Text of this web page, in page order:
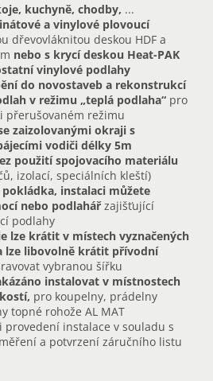
kuchyně, chodby, ...
a vinylové plovoucí
dřevovláknitou deskou HDF a
nebo s krycí deskou Heat-PAK
vinylové podlahy
do novostaveb a rekonstrukcí
v režimu „teplá podlaha“ pro
přerušovaném režimu
zaizolovanými okraji s
vodiči délky 5m
použití spojovacího materiálu
izolací, speciálních kleští)
pokládka, instalaci můžete
nebo podlahářzajišťující
podlahy
lze krátit v místech vyznačených
lze libovolně krátit přívodní
vybranou šířku
instalovat v místnostech
pro koupelny, prádelny
topné rohože AL MAT
provedení instalace v souladu s
a potvrzení záručního listu